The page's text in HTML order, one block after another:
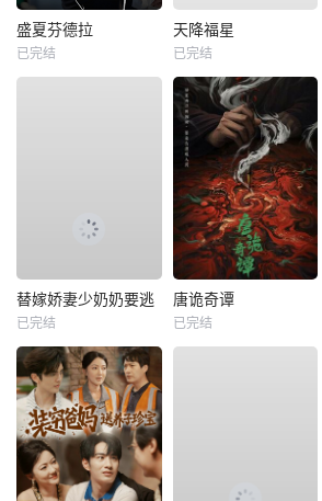
盛夏芬德拉
已完结
天降福星
已完结
替嫁娇妻少奶奶要逃
已完结
唐诡奇谭
已完结